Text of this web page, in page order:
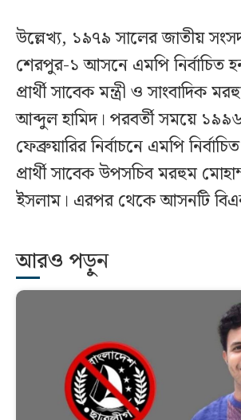
উল্লেখ্য, ১৯৭৯ সালের জাতীয় সংসদ
শেরপুর-১ আসনে এমপি নির্বাচিত
প্রার্থী সাবেক মন্ত্রী ও সাংবাদিক
আব্দুল হামিদ। পরবর্তী সময়ে
ফেব্রুয়ারির নির্বাচনে এমপি
প্রার্থী সাবেক উপসচিব মরহুম
ইসলাম। এরপর থেকে আসনটি
আরও পড়ুন